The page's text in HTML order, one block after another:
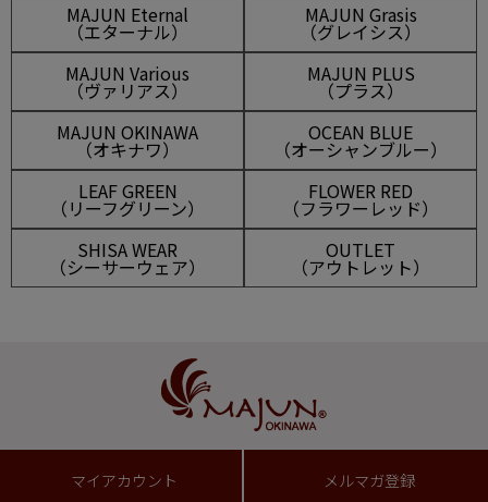
MAJUN Eternal
（エターナル）
MAJUN Grasis
（グレイシス）
MAJUN Various
（ヴァリアス）
MAJUN PLUS
（プラス）
MAJUN OKINAWA
（オキナワ）
OCEAN BLUE
（オーシャンブルー）
LEAF GREEN
（リーフグリーン）
FLOWER RED
（フラワーレッド）
SHISA WEAR
（シーサーウェア）
OUTLET
（アウトレット）
マイアカウント メルマガ登録